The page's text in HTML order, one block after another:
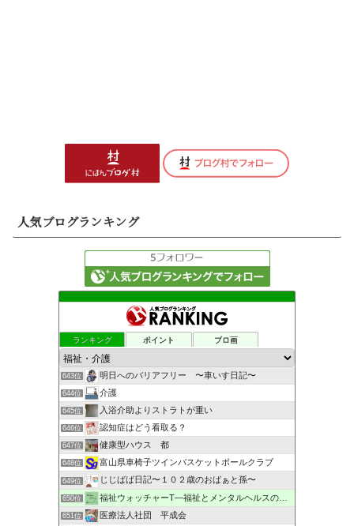
人気ブログランキング
ランキング ポイント ブロ画
643位 明日へのバリアフリー 〜車いす日記〜
644位 介護
645位 入浴介助よりストラトが重い
646位 認知症はどう看取る？
647位 健康型ハウス 都
648位 富山県車椅子ツインバスケットボールクラブ
649位 じじばば日記〜１０２歳のおばぁと孫〜
650位 福祉ウォッチャーT―福祉とメンタルヘルスの解説・研究ブログ
651位 医療法人社団 平成会